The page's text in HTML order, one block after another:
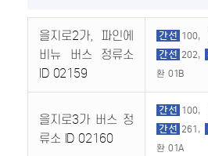
을지로2가, 파인에
비뉴 버스 정류소
ID 02159
100,
202,
환 01B
을지로3가 버스 정
류소 ID 02160
100,
261,
환 01A